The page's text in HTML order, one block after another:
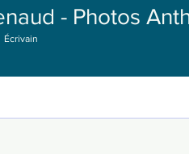
- Photos
Écrivain